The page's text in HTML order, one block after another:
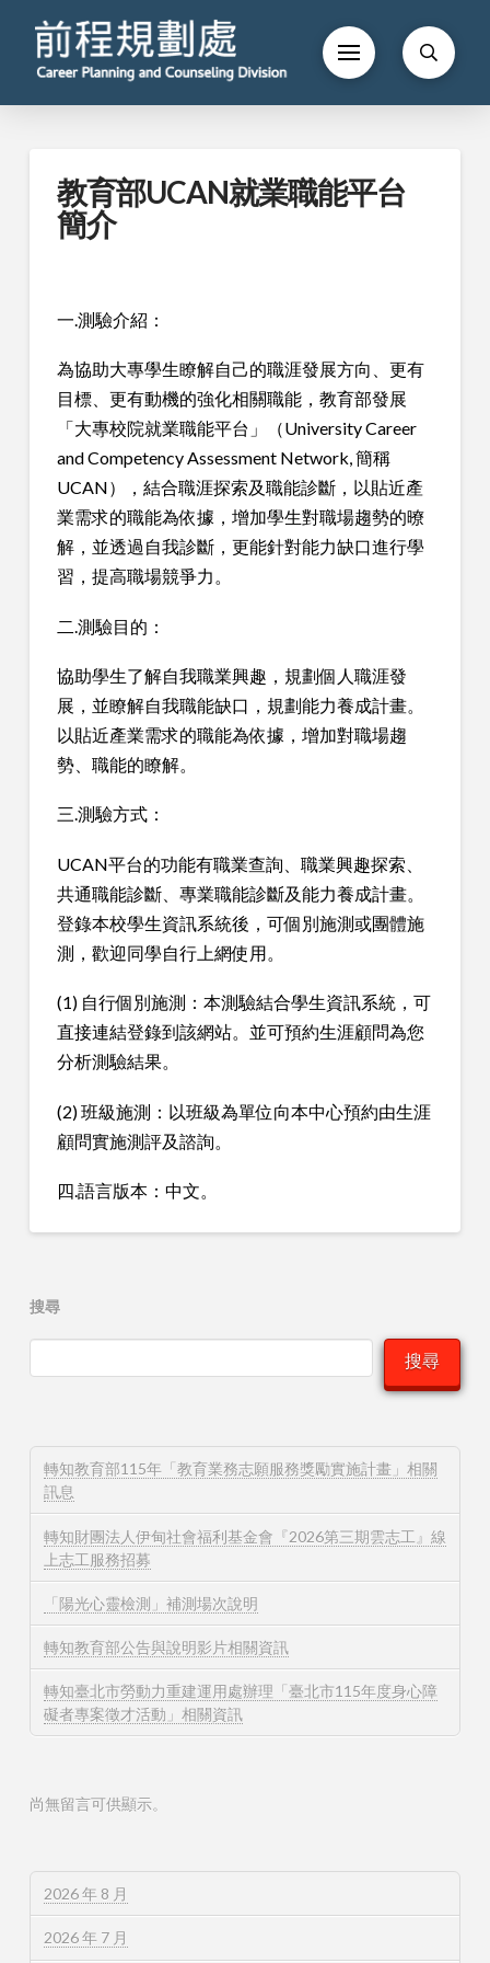
教育部UCAN就業職能平台
簡介
一.測驗介紹：
為協助大專學生瞭解自己的職涯發展方向、更有
目標、更有動機的強化相關職能，教育部發展
「大專校院就業職能平台」（University Career
and Competency Assessment Network, 簡稱
UCAN），結合職涯探索及職能診斷，以貼近產
業需求的職能為依據，增加學生對職場趨勢的暸
解，並透過自我診斷，更能針對能力缺口進行學
習，提高職場競爭力。
二.測驗目的：
協助學生了解自我職業興趣，規劃個人職涯發
展，並瞭解自我職能缺口，規劃能力養成計畫。
以貼近產業需求的職能為依據，增加對職場趨
勢、職能的瞭解。
三.測驗方式：
UCAN平台的功能有職業查詢、職業興趣探索、
共通職能診斷、專業職能診斷及能力養成計畫。
登錄本校學生資訊系統後，可個別施測或團體施
測，歡迎同學自行上網使用。
(1) 自行個別施測：本測驗結合學生資訊系統，可
直接連結登錄到該網站。並可預約生涯顧問為您
分析測驗結果。
(2) 班級施測：以班級為單位向本中心預約由生涯
顧問實施測評及諮詢。
四.語言版本：中文。
搜尋
搜尋
轉知教育部115年「教育業務志願服務獎勵實施計畫」相關
訊息
轉知財團法人伊甸社會福利基金會『2026第三期雲志工』線
上志工服務招募
「陽光心靈檢測」補測場次說明
轉知教育部公告與說明影片相關資訊
轉知臺北市勞動力重建運用處辦理「臺北市115年度身心障
礙者專案徵才活動」相關資訊
尚無留言可供顯示。
2026 年 8 月
2026 年 7 月